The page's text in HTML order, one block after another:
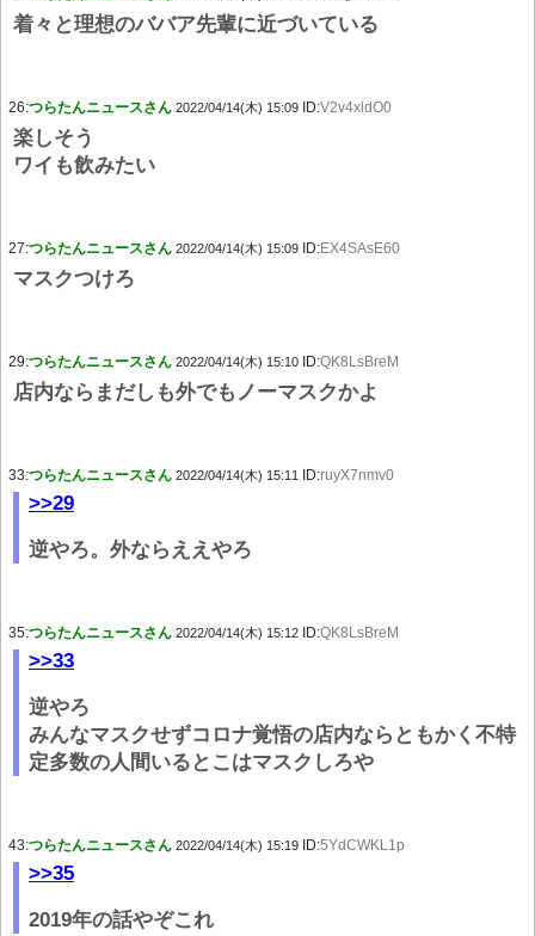
着々と理想のババア先輩に近づいている
26:つらたんニュースさん 2022/04/14(木) 15:09 ID:V2v4xldO0
楽しそう
ワイも飲みたい
27:つらたんニュースさん 2022/04/14(木) 15:09 ID:EX4SAsE60
マスクつけろ
29:つらたんニュースさん 2022/04/14(木) 15:10 ID:QK8LsBreM
店内ならまだしも外でもノーマスクかよ
33:つらたんニュースさん 2022/04/14(木) 15:11 ID:ruyX7nmv0
>>29
逆やろ。外ならええやろ
35:つらたんニュースさん 2022/04/14(木) 15:12 ID:QK8LsBreM
>>33
逆やろ
みんなマスクせずコロナ覚悟の店内ならともかく不特
定多数の人間いるとこはマスクしろや
43:つらたんニュースさん 2022/04/14(木) 15:19 ID:5YdCWKL1p
>>35
2019年の話やぞこれ